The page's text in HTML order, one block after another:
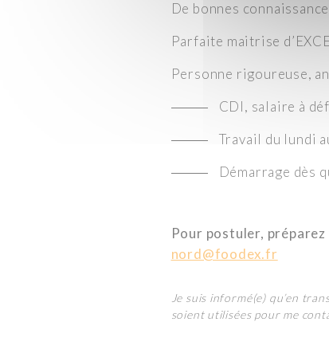
De bonnes
Parfaite maitrise
Personne rigoureuse,
CDI, salaire à
Travail du lundi
Démarrage dès
Pour postuler,
nord@foodex.fr
Je suis informé(e) qu’en
soient utilisées pour me